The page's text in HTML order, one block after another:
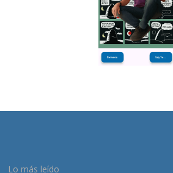
Lo más leído